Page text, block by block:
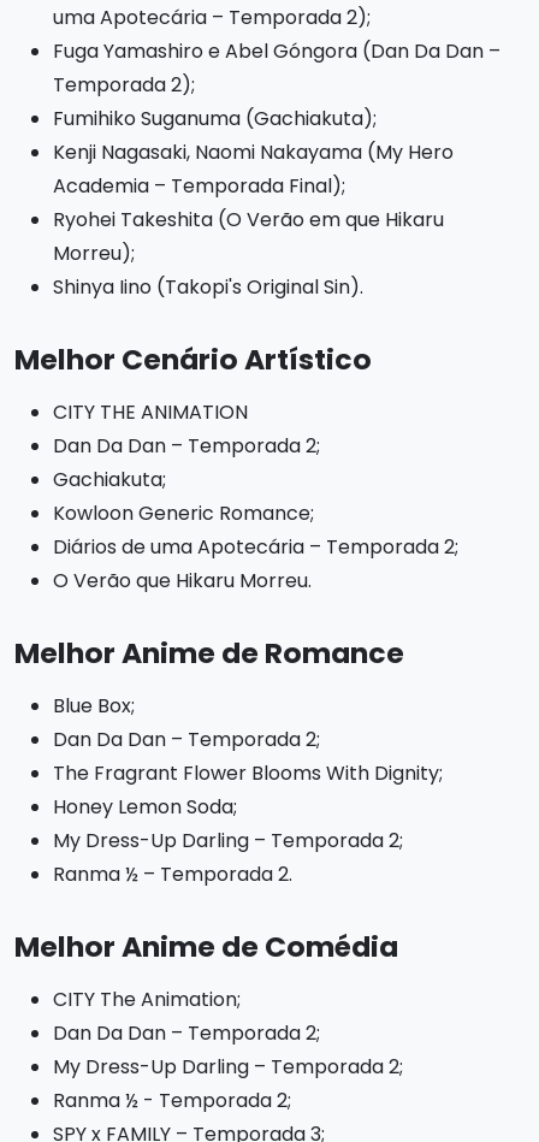
uma Apotecária – Temporada 2);
Fuga Yamashiro e Abel Góngora (Dan Da Dan –
Temporada 2);
Fumihiko Suganuma (Gachiakuta);
Kenji Nagasaki, Naomi Nakayama (My Hero
Academia – Temporada Final);
Ryohei Takeshita (O Verão em que Hikaru
Morreu);
Shinya Iino (Takopi's Original Sin).
Melhor Cenário Artístico
CITY THE ANIMATION
Dan Da Dan – Temporada 2;
Gachiakuta;
Kowloon Generic Romance;
Diários de uma Apotecária – Temporada 2;
O Verão que Hikaru Morreu.
Melhor Anime de Romance
Blue Box;
Dan Da Dan – Temporada 2;
The Fragrant Flower Blooms With Dignity;
Honey Lemon Soda;
My Dress-Up Darling – Temporada 2;
Ranma ½ – Temporada 2.
Melhor Anime de Comédia
CITY The Animation;
Dan Da Dan – Temporada 2;
My Dress-Up Darling – Temporada 2;
Ranma ½ - Temporada 2;
SPY x FAMILY – Temporada 3;